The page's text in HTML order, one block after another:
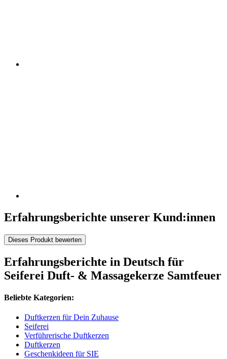
Erfahrungsberichte unserer Kund:innen
Dieses Produkt bewerten
Erfahrungsberichte in Deutsch für
Seiferei Duft- & Massagekerze Samtfeuer
Beliebte Kategorien:
Duftkerzen für Dein Zuhause
Seiferei
Verführerische Duftkerzen
Duftkerzen
Geschenkideen für SIE